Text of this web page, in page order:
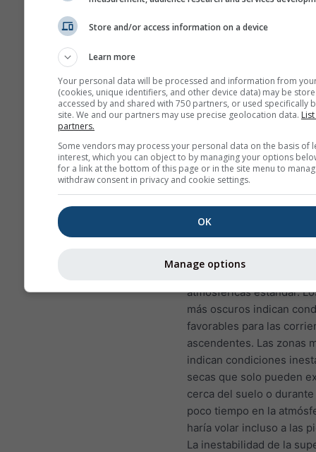
pueden encontrar patrones
Tasa de descenso
mide en kelvin por cada
diferencia de altura. El
exacto aparece impreso
etiquetas blancas sobre
(condiciones muy
valores positivos y se
en colores de amarillo a
límite entre verde y azul
atmosféricas estándar.
más oscuros indican
favorables para las
ascendentes. Las zonas
indican condiciones
secas que solo pueden
cerca del suelo o
poco tiempo en la
haría volar incluso a las
La inestabilidad de la
Store and/or access information on a device
Learn more
Your personal data will be processed and information from
(cookies, unique identifiers, and other device data) may be
accessed by and shared with 750 partners, or used specifically
site. We and our partners may use precise geolocation data.
partners.
Some vendors may process your personal data on the basis of
interest, which you can object to by managing your options
for a link at the bottom of this page or in the site menu to
withdraw consent in privacy and cookie settings.
OK
Manage options